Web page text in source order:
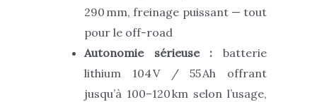
290 mm, freinage puissant — tout
pour le off-road
Autonomie sérieuse : batterie
lithium 104 V / 55 Ah offrant
jusqu’à 100–120 km selon l’usage,